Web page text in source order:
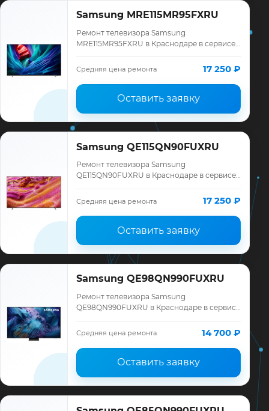
Samsung MRE115MR95FXRU
Ремонт телевизора Samsung
MRE115MR95FXRU в Краснодаре в сервисе
Samsung, смета до ремонта, запчасти и
гарантия до 12 меся…
Средняя цена ремонта 17 250 ₽
Оставить заявку
Samsung QE115QN90FUXRU
Ремонт телевизора Samsung
QE115QN90FUXRU в Краснодаре в сервисе
Samsung, смета до ремонта, запчасти и
гарантия до 12 меся…
Средняя цена ремонта 17 250 ₽
Оставить заявку
Samsung QE98QN990FUXRU
Ремонт телевизора Samsung
QE98QN990FUXRU в Краснодаре в сервисе
Samsung, смета до ремонта, запчасти и
гарантия до 12 меся…
Средняя цена ремонта 14 700 ₽
Оставить заявку